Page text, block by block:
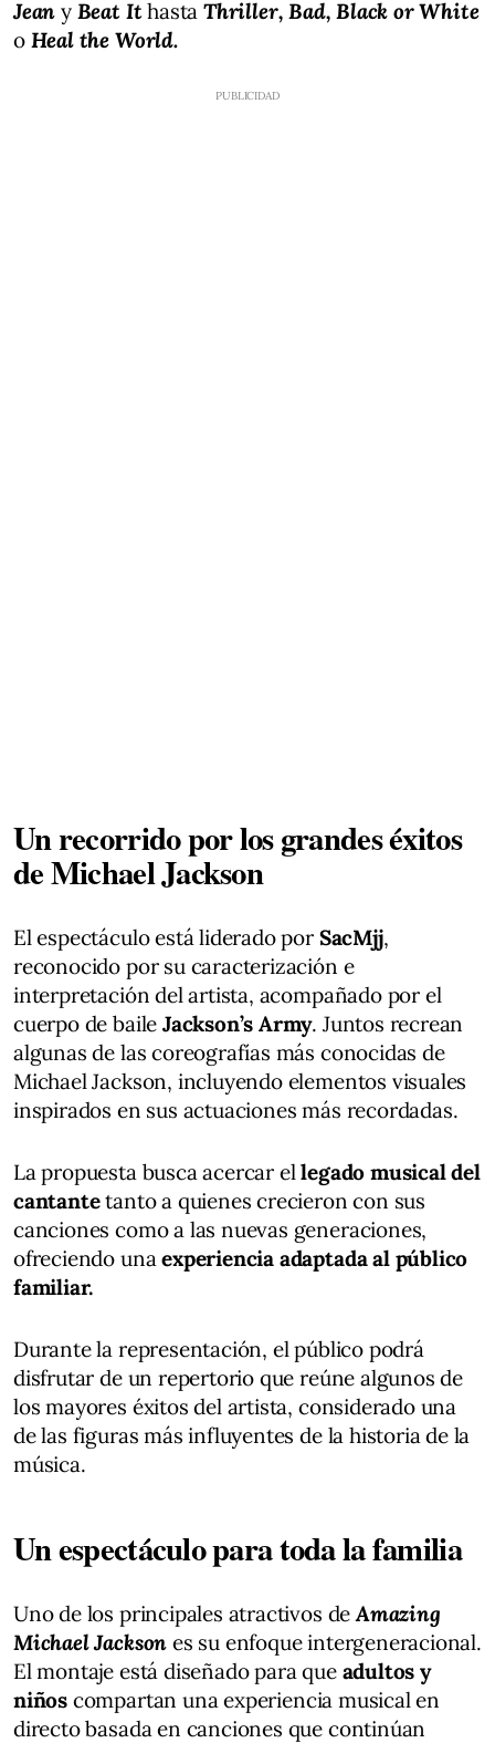
Jeany Beat IthastaThriller, Bad, Black or White
o Heal the World.
Un recorrido por los grandes éxitos
de Michael Jackson
El espectáculo está liderado porSacMjj,
reconocido por su caracterización e
interpretación del artista, acompañado por el
cuerpo de baile Jackson’s Army. Juntos recrean
algunas de las coreografías más conocidas de
Michael Jackson, incluyendo elementos visuales
inspirados en sus actuaciones más recordadas.
La propuesta busca acercar ellegado musical del
cantantetanto a quienes crecieron con sus
canciones como a las nuevas generaciones,
ofreciendo unaexperiencia adaptada al público
familiar.
Durante la representación, el público podrá
disfrutar de un repertorio que reúne algunos de
los mayores éxitos del artista, considerado una
de las figuras más influyentes de la historia de la
música.
Un espectáculo para toda la familia
Uno de los principales atractivos de Amazing
Michael Jackson es su enfoque intergeneracional.
El montaje está diseñado para que adultos y
niños compartan una experiencia musical en
directo basada en canciones que continúan